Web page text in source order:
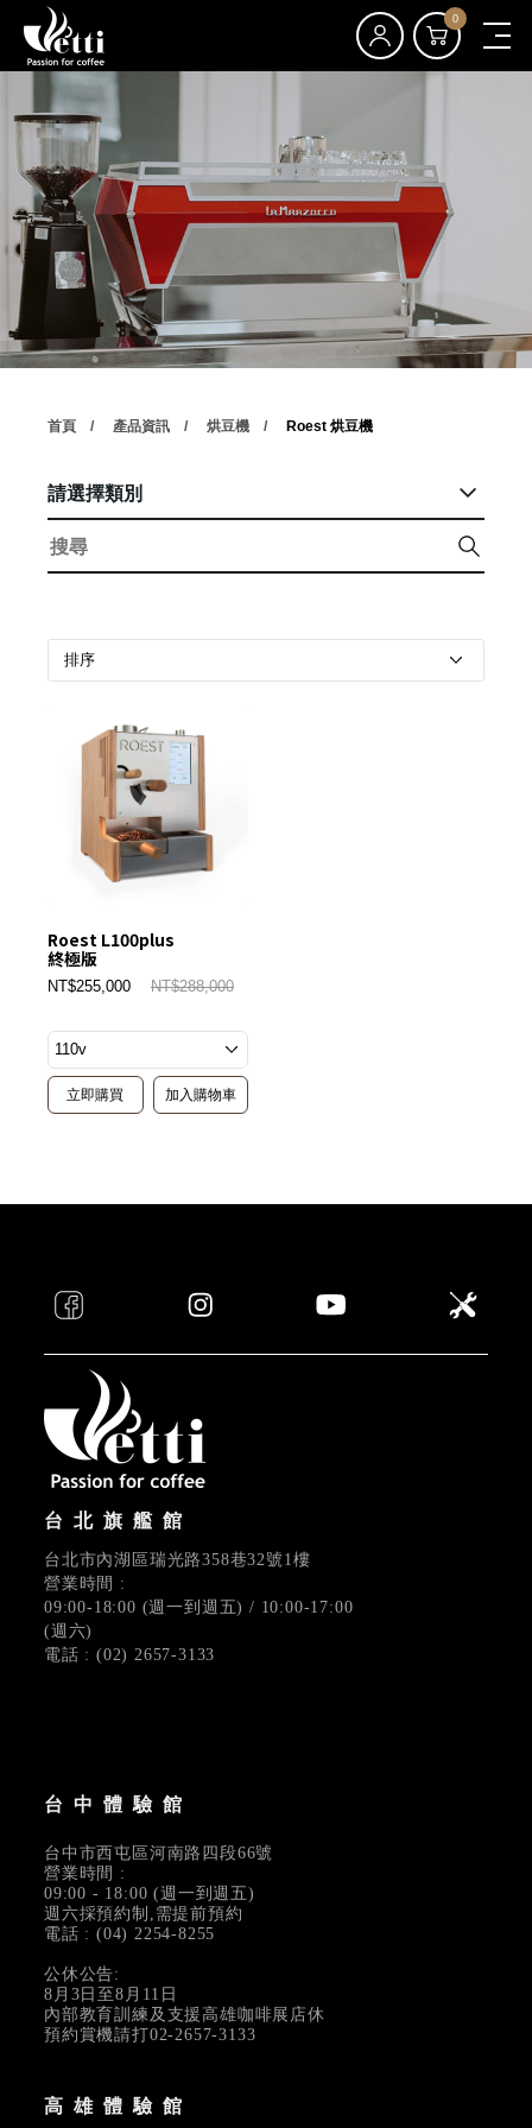
0
首頁 產品資訊 烘豆機 Roest 烘豆機
請選擇類別
Roest L100plus
終極版
NT$255,000 NT$288,000
立即購買 加入購物車
台北旗艦館
台北市內湖區瑞光路358巷32號1樓
營業時間 :
09:00-18:00 (週一到週五) / 10:00-17:00
(週六)
電話 : (02) 2657-3133
台中體驗館
台中市西屯區河南路四段66號
營業時間 :
09:00 - 18:00 (週一到週五)
週六採預約制,需提前預約
電話 : (04) 2254-8255
公休公告:
8月3日至8月11日
內部教育訓練及支援高雄咖啡展店休
預約賞機請打02-2657-3133
高雄體驗館